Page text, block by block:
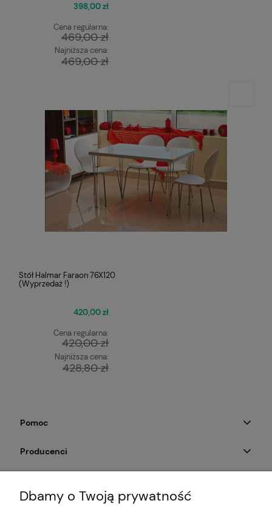
398,00 zł
Cena regularna:
469,00 zł
Najniższa cena:
469,00 zł
Stół Halmar Faraon 76X120
(Wyprzedaż !)
420,00 zł
Cena regularna:
420,00 zł
Najniższa cena:
428,80 zł
Pomoc
Producenci
Dbamy o Twoją prywatność